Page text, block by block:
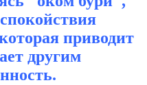
приводит
другим